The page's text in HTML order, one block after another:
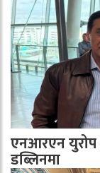
एनआरएन युरोप
डब्लिनमा